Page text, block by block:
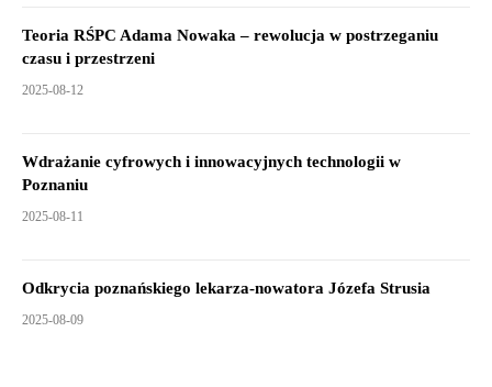
Teoria RŚPC Adama Nowaka – rewolucja w postrzeganiu
czasu i przestrzeni
2025-08-12
Wdrażanie cyfrowych i innowacyjnych technologii w
Poznaniu
2025-08-11
Odkrycia poznańskiego lekarza-nowatora Józefa Strusia
2025-08-09